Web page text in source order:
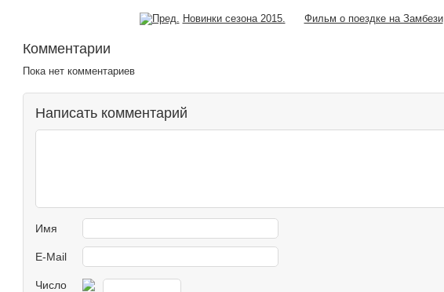
Новинки сезона 2015. Фильм о поездке на Замбези
Комментарии
Пока нет комментариев
Написать комментарий
Имя
E-Mail
Число